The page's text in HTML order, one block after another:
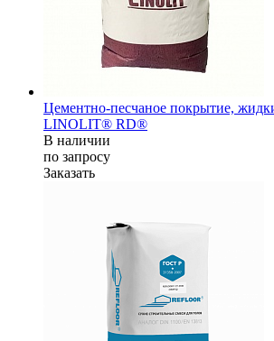
Цементно-песчаное покрытие,
LINOLIT® RD®
В наличии
по запросу
Заказать